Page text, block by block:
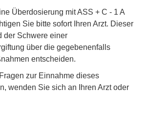
Überdosierung mit ASS + C - 1 A
Sie bitte sofort Ihren Arzt. Dieser
der Schwere einer
über die gegebenenfalls
entscheiden.
zur Einnahme dieses
wenden Sie sich an Ihren Arzt oder